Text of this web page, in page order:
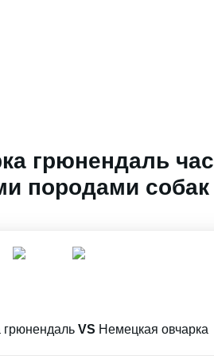
грюнендаль
породами собак
грюнендаль VS Немецкая овчарка